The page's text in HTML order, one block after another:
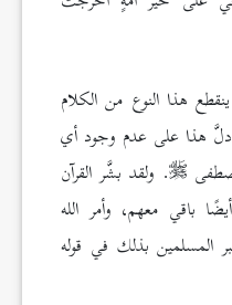
هذا النوع من الكلام
دلَّ هذا على عدم وجود أي
. ولقد بشَّر القرآن
باقي معهم، وأمر الله
المسلمين بذلك في قوله